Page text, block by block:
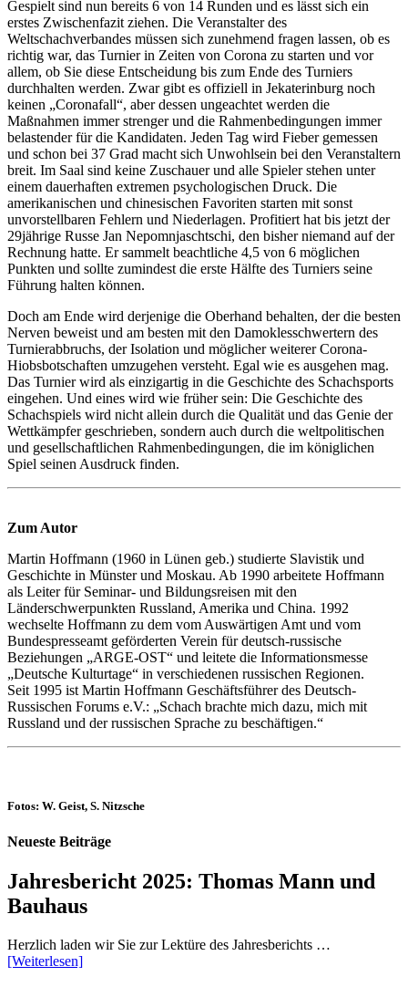
Gespielt sind nun bereits 6 von 14 Runden und es lässt sich ein
erstes Zwischenfazit ziehen. Die Veranstalter des
Weltschachverbandes müssen sich zunehmend fragen lassen, ob es
richtig war, das Turnier in Zeiten von Corona zu starten und vor
allem, ob Sie diese Entscheidung bis zum Ende des Turniers
durchhalten werden. Zwar gibt es offiziell in Jekaterinburg noch
keinen „Coronafall“, aber dessen ungeachtet werden die
Maßnahmen immer strenger und die Rahmenbedingungen immer
belastender für die Kandidaten. Jeden Tag wird Fieber gemessen
und schon bei 37 Grad macht sich Unwohlsein bei den Veranstaltern
breit. Im Saal sind keine Zuschauer und alle Spieler stehen unter
einem dauerhaften extremen psychologischen Druck. Die
amerikanischen und chinesischen Favoriten starten mit sonst
unvorstellbaren Fehlern und Niederlagen. Profitiert hat bis jetzt der
29jährige Russe Jan Nepomnjaschtschi, den bisher niemand auf der
Rechnung hatte. Er sammelt beachtliche 4,5 von 6 möglichen
Punkten und sollte zumindest die erste Hälfte des Turniers seine
Führung halten können.
Doch am Ende wird derjenige die Oberhand behalten, der die besten
Nerven beweist und am besten mit den Damoklesschwertern des
Turnierabbruchs, der Isolation und möglicher weiterer Corona-
Hiobsbotschaften umzugehen versteht. Egal wie es ausgehen mag.
Das Turnier wird als einzigartig in die Geschichte des Schachsports
eingehen. Und eines wird wie früher sein: Die Geschichte des
Schachspiels wird nicht allein durch die Qualität und das Genie der
Wettkämpfer geschrieben, sondern auch durch die weltpolitischen
und gesellschaftlichen Rahmenbedingungen, die im königlichen
Spiel seinen Ausdruck finden.
Zum Autor
Martin Hoffmann (1960 in Lünen geb.) studierte Slavistik und
Geschichte in Münster und Moskau. Ab 1990 arbeitete Hoffmann
als Leiter für Seminar- und Bildungsreisen mit den
Länderschwerpunkten Russland, Amerika und China. 1992
wechselte Hoffmann zu dem vom Auswärtigen Amt und vom
Bundespresseamt geförderten Verein für deutsch-russische
Beziehungen „ARGE-OST“ und leitete die Informationsmesse
„Deutsche Kulturtage“ in verschiedenen russischen Regionen.
Seit 1995 ist Martin Hoffmann Geschäftsführer des Deutsch-
Russischen Forums e.V.: „Schach brachte mich dazu, mich mit
Russland und der russischen Sprache zu beschäftigen.“
Fotos: W. Geist, S. Nitzsche
Neueste Beiträge
Jahresbericht 2025: Thomas Mann und
Bauhaus
Herzlich laden wir Sie zur Lektüre des Jahresberichts …
[Weiterlesen]